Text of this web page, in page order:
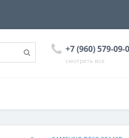
+7 (960) 579-09-
смотреть все